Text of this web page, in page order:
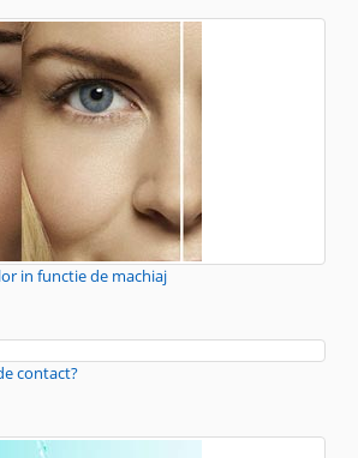
in functie de machiaj
contact?